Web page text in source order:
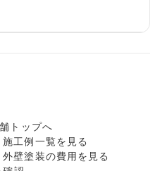
トップへ
施工例一覧を見る
外壁塗装の費用を見る